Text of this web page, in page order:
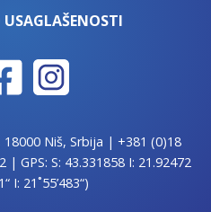
USAGLAŠENOSTI
18000 Niš, Srbija | +381 (0)18
| GPS: S: 43.331858 I: 21.92472
I: 21˚55’483“)